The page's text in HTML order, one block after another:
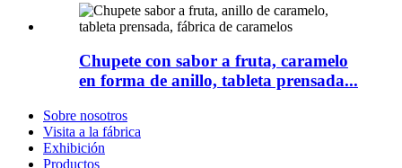
Chupete con sabor a fruta, caramelo
en forma de anillo, tableta prensada...
Sobre nosotros
Visita a la fábrica
Exhibición
Productos